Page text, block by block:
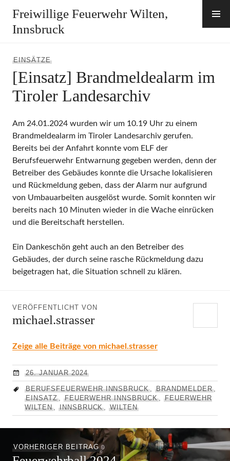
Inhalt
springen
Freiwillige Feuerwehr Wilten,
Innsbruck
EINSÄTZE
[Einsatz] Brandmeldealarm im
Tiroler Landesarchiv
Am 24.01.2024 wurden wir um 10.19 Uhr zu einem
Brandmeldealarm im Tiroler Landesarchiv gerufen.
Bereits bei der Anfahrt konnte vom ELF der
Berufsfeuerwehr Entwarnung gegeben werden, denn der
Betreiber des Gebäudes konnte die Ursache lokalisieren
und Rückmeldung geben, dass der Alarm nur aufgrund
von Umbauarbeiten ausgelöst wurde. Somit konnten wir
bereits nach 10 Minuten wieder in die Wache einrücken
und die Bereitschaft herstellen.
Ein Dankeschön geht auch an den Betreiber des
Gebäudes, der durch seine rasche Rückmeldung dazu
beigetragen hat, die Situation schnell zu klären.
VERÖFFENTLICHT VON
michael.strasser
Zeige alle Beiträge von michael.strasser
26. JANUAR 2024
BERUFSFEUERWEHR INNSBRUCK,BRANDMELDER,
EINSATZ, FEUERWEHR INNSBRUCK,FEUERWEHR
WILTEN, INNSBRUCK,WILTEN
Beitragsnavigation
VORHERIGER BEITRAGVorheriger
Beitrag: